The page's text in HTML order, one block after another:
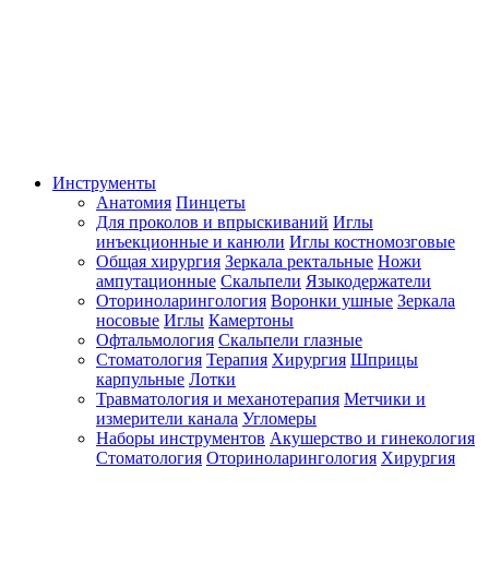
Инструменты
Анатомия Пинцеты
Для проколов и впрыскиваний Иглы
инъекционные и канюли Иглы костномозговые
Общая хирургия Зеркала ректальные Ножи
ампутационные Скальпели Языкодержатели
Оториноларингология Воронки ушные Зеркала
носовые Иглы Камертоны
Офтальмология Скальпели глазные
Стоматология Терапия Хирургия Шприцы
карпульные Лотки
Травматология и механотерапия Метчики и
измерители канала Угломеры
Наборы инструментов Акушерство и гинекология
Стоматология Оториноларингология Хирургия